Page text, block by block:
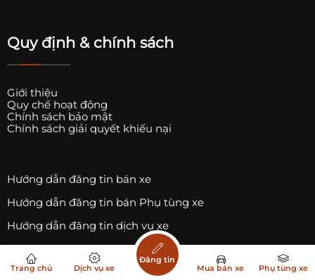
Quy định & chính sách
Giới thiệu
Quy chế hoạt động
Chính sách bảo mật
Chính sách giải quyết khiếu nại
Hướng dẫn đăng tin bán xe
Hướng dẫn đăng tin bán Phụ tùng xe
Hướng dẫn đăng tin dịch vụ xe
Danh sách Trụ sạc xe ô tô điện
Danh sách Trụ sạc xe điện Vinfast
Trang chủ Dịch vụ xe
Đăng tin
Mua bán xe
Phụ tùng xe